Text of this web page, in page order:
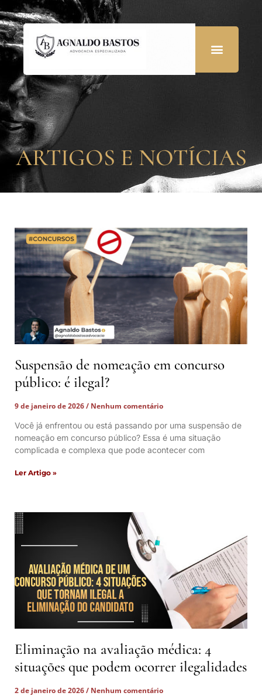
ARTIGOS E NOTÍCIAS
Suspensão de nomeação em concurso
público: é ilegal?
9 de janeiro de 2026
Nenhum comentário
Você já enfrentou ou está passando por uma suspensão de
nomeação em concurso público? Essa é uma situação
complicada e complexa que pode acontecer com
Ler Artigo »
Eliminação na avaliação médica: 4
situações que podem ocorrer ilegalidades
2 de janeiro de 2026
Nenhum comentário